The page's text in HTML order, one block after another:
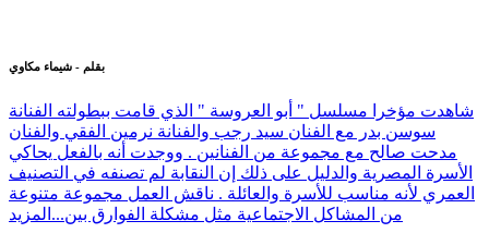
بقلم - شيماء مكاوي
شاهدت مؤخرا مسلسل " أبو العروسة " الذي قامت ببطولته الفنانة
سوسن بدر مع الفنان سيد رجب والفنانة نرمين الفقي والفنان
مدحت صالح مع مجموعة من الفنانين . ووجدت أنه بالفعل يحاكي
الأسرة المصرية والدليل على ذلك إن النقابة لم تصنفه في التصنيف
العمري لأنه مناسب للأسرة والعائلة . ناقش العمل مجموعة متنوعة
من المشاكل الاجتماعية مثل مشكلة الفوارق بين... المزيد